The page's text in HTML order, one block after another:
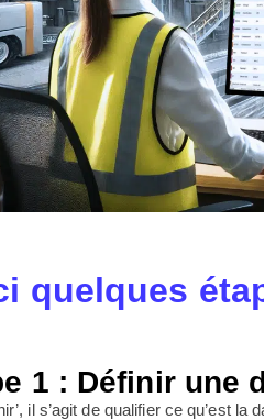
quelques
1 : Définir une
il s’agit de qualifier ce qu’est